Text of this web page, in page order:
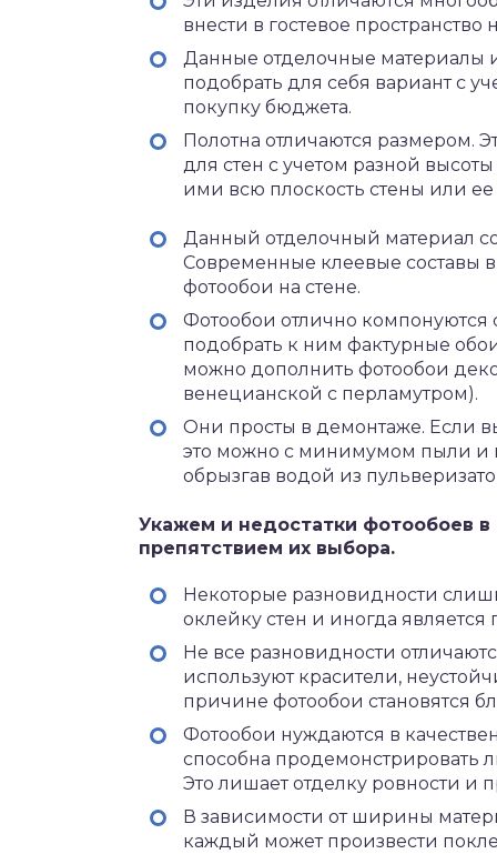
внести в гостевое
Данные отделочные материалы
подобрать для себя вариант с
покупку бюджета.
Полотна отличаются размером.
для стен с учетом разной
ими всю плоскость стены или ее
Данный отделочный материал
Современные клеевые составы
фотообои на стене.
Фотообои отлично компонуются
подобрать к ним фактурные
можно дополнить фотообои
венецианской с перламутром).
Они просты в демонтаже. Если
это можно с минимумом пыли и
обрызгав водой из
Укажем и недостатки фотообоев
препятствием их выбора.
Некоторые разновидности
оклейку стен и иногда
Не все разновидности
используют красители,
причине фотообои становятся
Фотообои нуждаются в
способна продемонстрировать
Это лишает отделку ровности и
В зависимости от ширины
каждый может произвести